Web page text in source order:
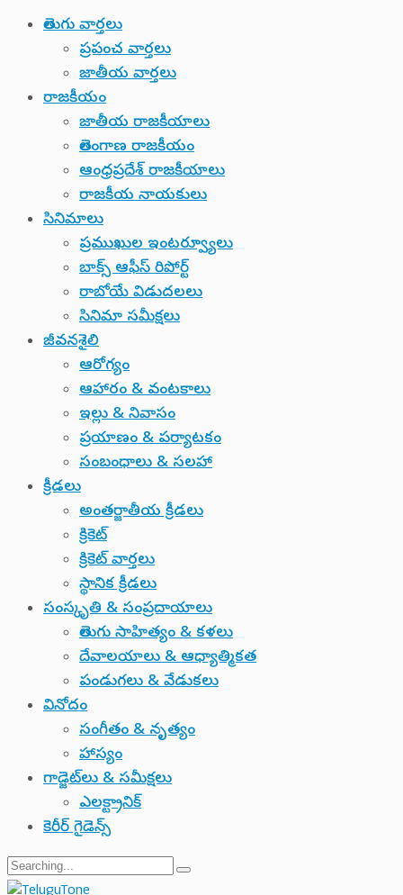
తెలుగు వార్తలు
ప్రపంచ వార్తలు
జాతీయ వార్తలు
రాజకీయం
జాతీయ రాజకీయాలు
తెలంగాణ రాజకీయం
ఆంధ్రప్రదేశ్ రాజకీయాలు
రాజకీయ నాయకులు
సినిమాలు
ప్రముఖుల ఇంటర్వ్యూలు
బాక్స్ ఆఫీస్ రిపోర్ట్
రాబోయే విడుదలలు
సినిమా సమీక్షలు
జీవనశైలి
ఆరోగ్యం
ఆహారం & వంటకాలు
ఇల్లు & నివాసం
ప్రయాణం & పర్యాటకం
సంబంధాలు & సలహా
క్రీడలు
అంతర్జాతీయ క్రీడలు
క్రికెట్
క్రికెట్ వార్తలు
స్థానిక క్రీడలు
సంస్కృతి & సంప్రదాయాలు
తెలుగు సాహిత్యం & కళలు
దేవాలయాలు & ఆధ్యాత్మికత
పండుగలు & వేడుకలు
వినోదం
సంగీతం & నృత్యం
హాస్యం
గాడ్జెట్‌లు & సమీక్షలు
ఎలక్ట్రానిక్
కెరీర్ గైడెన్స్
Search